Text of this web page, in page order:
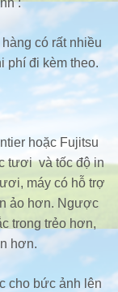
:
có rất nhiều
phí đi kèm theo.
hoặc Fujitsu
tươi và tốc độ in
máy có hỗ trợ
ảo hơn. Ngược
trong trẻo hơn,
hơn.
cho bức ảnh lên